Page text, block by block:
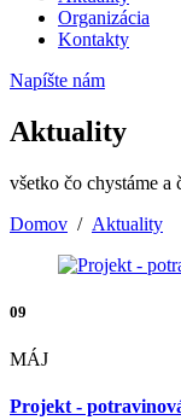
Organizácia
Kontakty
Napíšte nám
Aktuality
všetko čo chystáme a
Domov / Aktuality
09
MÁJ
Projekt -